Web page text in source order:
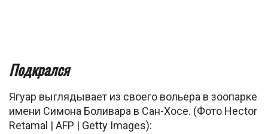
Подкрался
Ягуар выглядывает из своего вольера в зоопарке
имени Симона Боливара в Сан-Хосе. (Фото Hector
Retamal | AFP | Getty Images):